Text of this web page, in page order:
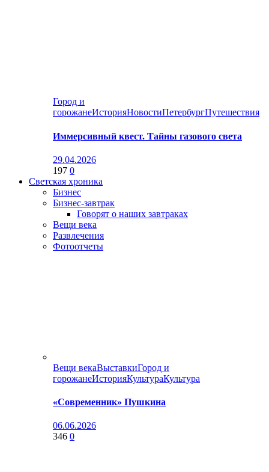
Город и
горожанеИсторияНовостиПетербургПутешествия
Иммерсивный квест. Тайны газового света
29.04.2026
197 0
Светская хроника
Бизнес
Бизнес-завтрак
Говорят о наших завтраках
Вещи века
Развлечения
Фотоотчеты
Вещи векаВыставкиГород и
горожанеИсторияКультураКультура
«Современник» Пушкина
06.06.2026
346 0